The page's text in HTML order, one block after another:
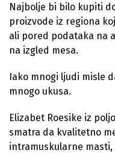
Najbolje bi bilo kupiti
proizvode iz regiona
ali pored podataka na
na izgled mesa.
Iako mnogi ljudi misle
mnogo ukusa.
Elizabet Roesike iz
smatra da kvalitetno
intramuskularne